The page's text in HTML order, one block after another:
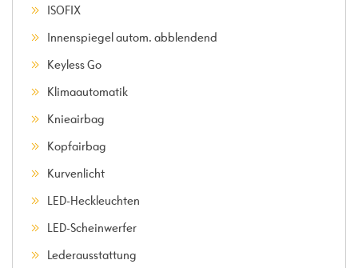
ISOFIX
Innenspiegel autom. abblendend
Keyless Go
Klimaautomatik
Knieairbag
Kopfairbag
Kurvenlicht
LED-Heckleuchten
LED-Scheinwerfer
Lederausstattung